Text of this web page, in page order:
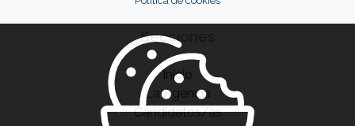
Secciones
Inicio
La Agencia
Candidatos/as